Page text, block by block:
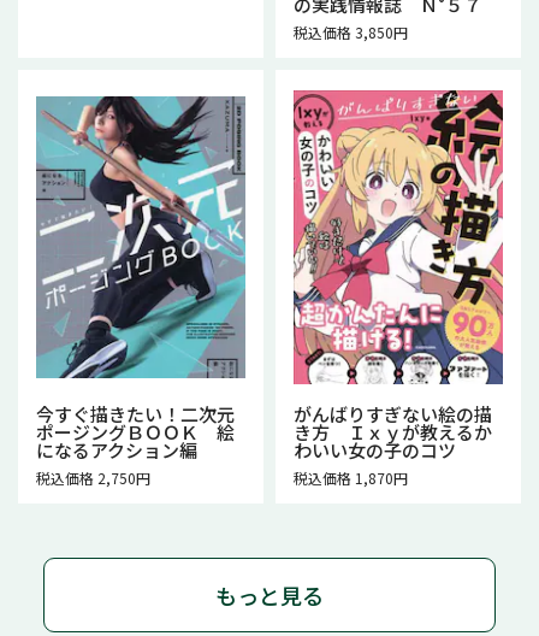
税込価格 3,850円
今すぐ描きたい！二次元
ポージングＢＯＯＫ 絵
になるアクション編
税込価格 2,750円
がんばりすぎない絵の描
き方 Ｉｘｙが教えるか
わいい女の子のコツ
税込価格 1,870円
もっと見る